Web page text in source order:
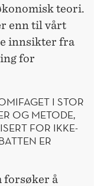
teori.
enn til vårt
innsikter fra
for
I STOR
OG METODE,
FOR IKKE-
ER
forsøker å